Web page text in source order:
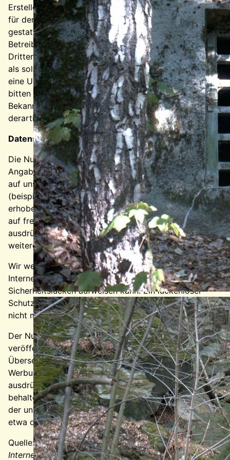
Stollen 5
Erstellers. Downloads und Kopien dieser Seite sind nur
für den privaten, nicht kommerziellen Gebrauch
gestattet. Soweit die Inhalte auf dieser Seite nicht vom
Betreiber erstellt wurden, werden die Urheberrechte
Dritter beachtet. Insbesondere werden Inhalte Dritter
als solche gekennzeichnet. Sollten Sie trotzdem auf
eine Urheberrechtsverletzung aufmerksam werden,
bitten wir um einen entsprechenden Hinweis. Bei
Bekanntwerden von Rechtsverletzungen werden wir
derartige Inhalte umgehend entfernen.
Datenschutz
Die Nutzung unserer Webseite ist in der Regel ohne
Angabe personenbezogener Daten möglich. Soweit
auf unseren Seiten personenbezogene Daten
(beispielsweise Name, Anschrift oder eMail-Adressen)
erhoben werden, erfolgt dies, soweit möglich, stets
auf freiwilliger Basis. Diese Daten werden ohne Ihre
ausdrückliche Zustimmung nicht an Dritte
weitergegeben.
Wir weisen darauf hin, dass die Datenübertragung im
Internet (z.B. bei der Kommunikation per E-Mail)
Sicherheitslücken aufweisen kann. Ein lückenloser
Schutz der Daten vor dem Zugriff durch Dritte ist
nicht möglich.
Der Nutzung von im Rahmen der Impressumspflicht
veröffentlichten Kontaktdaten durch Dritte zur
Übersendung von nicht ausdrücklich angeforderter
Werbung und Informationsmaterialien wird hiermit
ausdrücklich widersprochen. Die Betreiber der Seiten
behalten sich ausdrücklich rechtliche Schritte im Falle
der unverlangten Zusendung von Werbeinformationen,
etwa durch Spam-Mails, vor.
Quelle:Disclaimervon eRecht24, dem Portal zum
Internetrecht vonRechtsanwaltSören Siebert.